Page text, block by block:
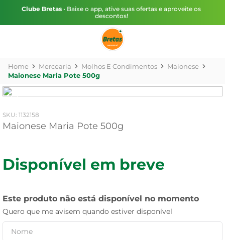
Clube Bretas • Baixe o app, ative suas ofertas e aproveite os
descontos!
Mercearia Molhos E Condimentos
Maionese
Maionese Maria Pote 500g
: 1132158
Maionese Maria Pote 500g
Disponível em breve
Este produto não está disponível no momento
Quero que me avisem quando estiver disponível